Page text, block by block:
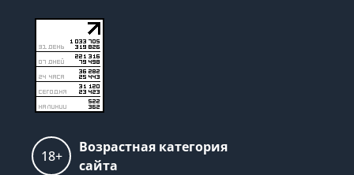
18+
Возрастная категория
сайта